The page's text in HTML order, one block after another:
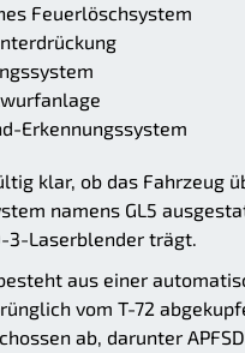
Feuerlöschsystem
Erkennungssystem
klar, ob das Fahrzeug
namens GL5
3-Laserblender trägt.
aus einer
vom T-72
ab, darunter